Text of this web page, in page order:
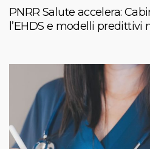
PNRR Salute accelera:
l’EHDS e modelli predittivi